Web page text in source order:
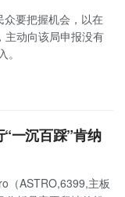
要把握机会，以在
主动向该局申报没有
一沉百踩”肯纳
（ASTRO,6399,主板